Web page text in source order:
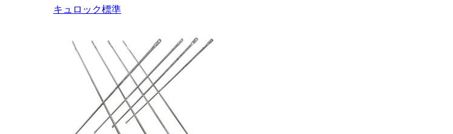
キュロック標準